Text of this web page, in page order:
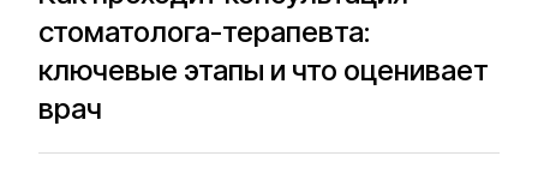
стоматолога-терапевта:
ключевые этапы и что оценивает
врач